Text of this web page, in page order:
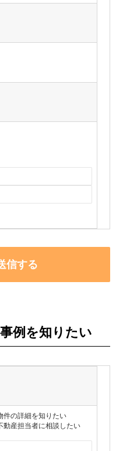
例を知りたい
件の詳細を知りたい
動産担当者に相談したい